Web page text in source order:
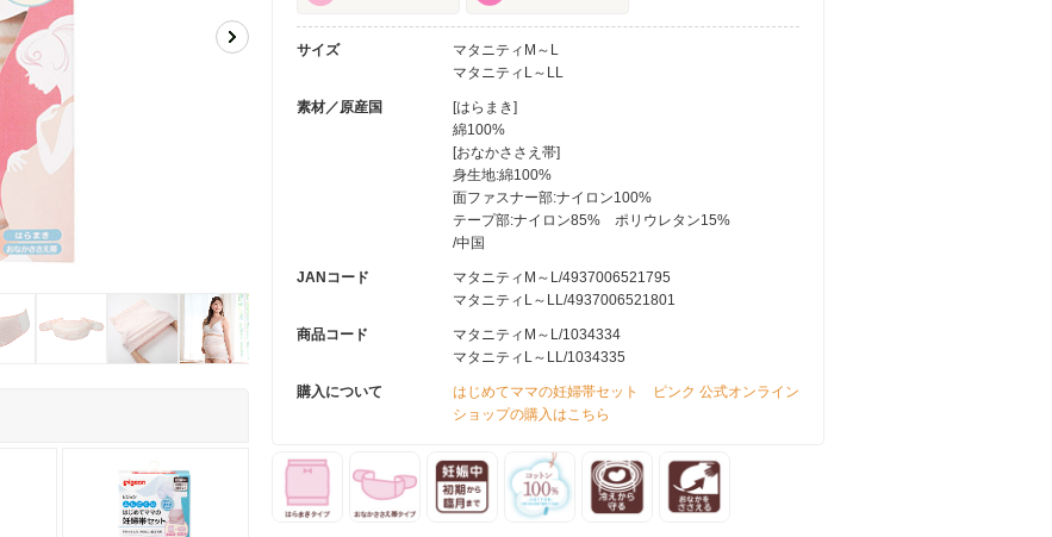
サイズ
マタニティM～L
マタニティL～LL
素材／原産国
[はらまき]
綿100%
[おなかささえ帯]
身生地:綿100%
面ファスナー部:ナイロン100%
テープ部:ナイロン85% ポリウレタン15%
/中国
JANコード
マタニティM～L/4937006521795
マタニティL～LL/4937006521801
商品コード
マタニティM～L/1034334
マタニティL～LL/1034335
購入について
はじめてママの妊婦帯セット ピンク 公式オンライン
ショップの購入はこちら